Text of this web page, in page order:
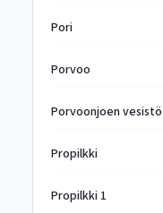
Pori
Porvoo
Porvoonjoen vesistö
Propilkki
Propilkki 1